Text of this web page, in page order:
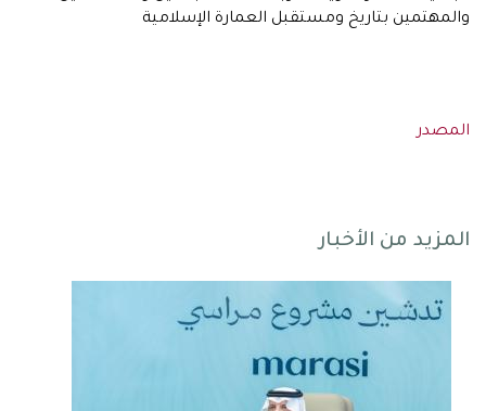
والمهتمين بتاريخ ومستقبل العمارة الإسلامية
المصدر
المزيد من الأخبار